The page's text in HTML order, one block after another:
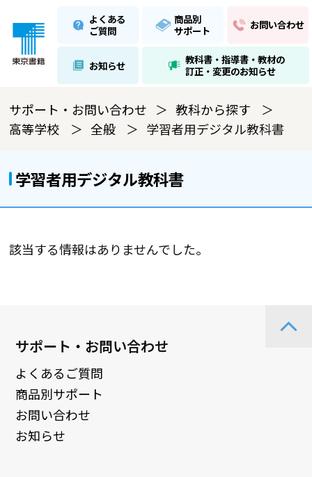
よくある
ご質問
商品別
サポート
お問い合わせ
お知らせ
教科書・指導書・教材の
訂正・変更のお知らせ
サポート・お問い合わせ
教科から探す
高等学校
全般 学習者用デジタル教科書
学習者用デジタル教科書
該当する情報はありませんでした。
サポート・お問い合わせ
よくあるご質問
商品別サポート
お問い合わせ
お知らせ